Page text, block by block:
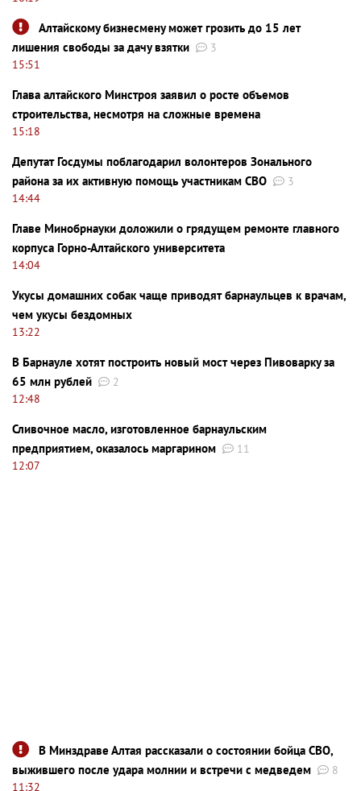
Алтайскому бизнесмену может грозить до 15 лет
лишения свободы за дачу взятки
3
15:51
Глава алтайского Минстроя заявил о росте объемов
строительства, несмотря на сложные времена
15:18
Депутат Госдумы поблагодарил волонтеров Зонального
района за их активную помощь участникам СВО
3
14:44
Главе Минобрнауки доложили о грядущем ремонте главного
корпуса Горно-Алтайского университета
14:04
Укусы домашних собак чаще приводят барнаульцев к врачам,
чем укусы бездомных
13:22
В Барнауле хотят построить новый мост через Пивоварку за
65 млн рублей
2
12:48
Сливочное масло, изготовленное барнаульским
предприятием, оказалось маргарином
11
12:07
В Минздраве Алтая рассказали о состоянии бойца СВО,
выжившего после удара молнии и встречи с медведем
8
11:32